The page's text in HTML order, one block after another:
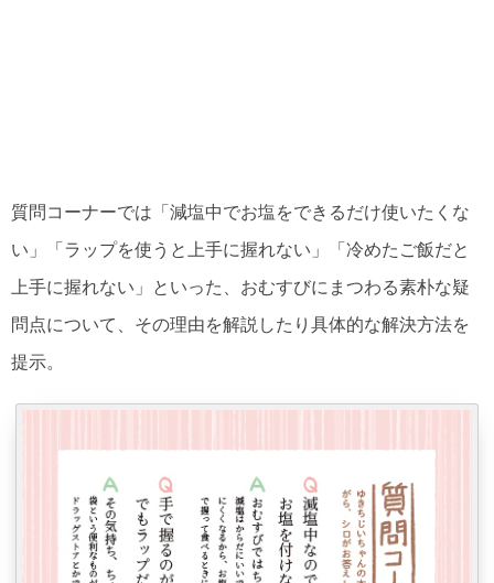
質問コーナーでは「減塩中でお塩をできるだけ使いたくな
い」「ラップを使うと上手に握れない」「冷めたご飯だと
上手に握れない」といった、おむすびにまつわる素朴な疑
問点について、その理由を解説したり具体的な解決方法を
提示。